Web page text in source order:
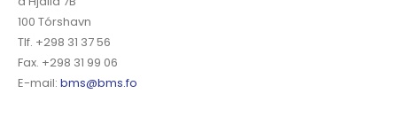
100 Tórshavn
Tlf. +298 31 37 56
Fax. +298 31 99 06
E-mail: bms@bms.fo